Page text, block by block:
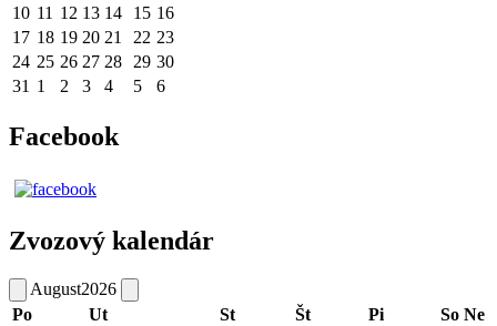
10 11 12 13 14 15 16
17 18 19 20 21 22 23
24 25 26 27 28 29 30
31 1 2 3 4 5 6
Facebook
Zvozový kalendár
August2026
Po
Ut St Št Pi So Ne